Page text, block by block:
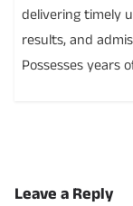
delivering timely
results, and
Possesses years
Leave a Reply